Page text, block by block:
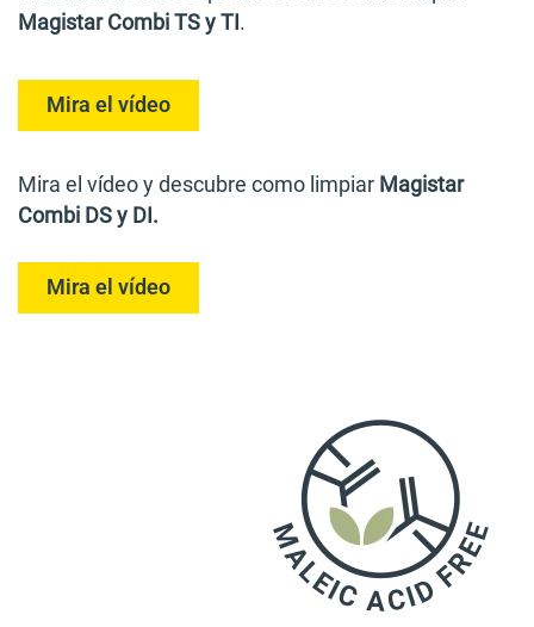
Magistar Combi TS y TI.
Mira el vídeo
Mira el vídeo y descubre como limpiar Magistar
Combi DS y DI.
Mira el vídeo